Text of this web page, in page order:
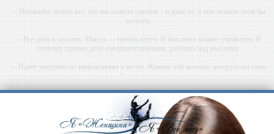
-- Начинайте делать все, что вы можете сделать – и даже то, о чем можете хотя бы
мечтать.
-- Все дело в мыслях. Мысль — начало всего. И мыслями можно управлять. И
поэтому главное дело совершенствования: работать над мыслями.
-- Идите уверенно по направлению к мечте. Живите той жизнью, которую вы сами
себе придумали.
-- Самое большое богатство — это ум. Самая большая нищета — глупость. Из всех
страхов самый пугающий — самолюбование.
-- Лучшее, что можно сделать с хорошим советом, это пропустить его мимо ушей. Он
никогда не бывает полезен никому, кроме того, кто его дал.